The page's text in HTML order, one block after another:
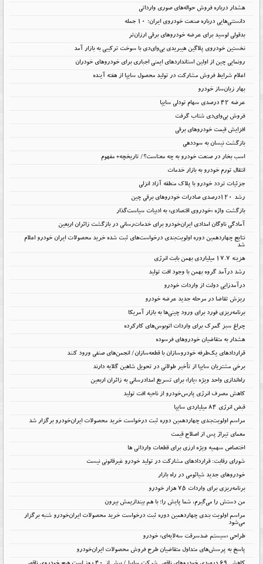
هشدار درباره فروش حواله‌های صوری وارداتی
دانستنی‌هایی درباره صنعت خودروی ایران؛ ۱۰ جمله
بدقولی لوسید برای عرضه خودروهای برقی ارزان‌تر
نخستین خودروی پلاگین هیبریدی بی‌وای‌دی با سوخت ترکیبی به بازار آمد
رونمایی چین از اولین استانداردهای ایمنی اجباری برای خودروهای خودران
اعلام شرایط فروش مشارکت در تولید محصول سایپا از هفته آینده
بهار زیان‌ساز خودرو
عرضه ۴۲ درصدی سهام تودلی سایپا
فروش بی‌وای‌دی شتاب گرفت
افزایش قیمت خودروهای برقی
بازگشت نیسان به سوددهی
اسب بخار در صنعت خودرو به چه معناست؟/ تاریخچه+ مفهوم
انتقال تورم خودرو به بازار خدمات
جزئیات تردد خودرو با پلاک منطقه آزاد انزلی
رشد ۱۲۰درصدی صادرات خودروهای برقی چین
بازگشت واژه «خودروی اقتصادی» به ادبیات سیاست‌گذار
آمادگی ناوگان امدادی ایران‌خودرو برای خدمات‌رسانی در بازگشت زائران اربعین
نتایج چهاردهمین دوره اولویت‌بندی درخواست‌های ثبت شده خرید محصولات ایران خودرو اعلام
شد
هزینه ۱۷.۷ میلیاردی بهمن بابت انرژی
رشد درآمد گروه بهمن با وجود افت تولید
درآمدزایی دولت از واردات خودرو
ریزش تقاضا در مرحله جدید عرضه خودرو
برنامه‌ریزی فورد برای ورود چینی‌ها به بازار آمریکا
چراغ سبز گمرک برای واردات اتوبوس‌های کارکرده
هشدار به متقاضیان خودروهای فرسوده
قراردادهای یک‌طرفه خودروسازان با قطعه‌سازان/ انجمن‌های صنفی ورود کنند
برخی مشتریان سایپا از تأخیر طولانی در تحویل شاهین گلایه دارند
راه‌اندازی واحد ویژه «یارا» برای تسریع امدادرسانی به زائران اربعین
کاهش مصرف انرژی پارس‌خودرو از ناحیه افت تولید
قبض انرژی ۸۴ میلیاردی سایپا
مراسم اولویت‌بندی چهاردهمین دوره ثبت درخواست خرید محصولات ایران‌خودرو برگزار شد
معمای تیراژ پس از اصلاح قیمت
اختصاص سهمیه ویژه ارزی برای قطعات وارداتی ها
شورای رقابت: قراردادهای مشارکت در تولید خودرو غیرقانونی نیست
خودروهای جدید شیائومی در راه بازار
برنامه‌ریزی برای واردات ۷۵ هزار خودرو
من دستش را می‌گیرم، شما پایش را؛ با هم بیندازیمش بیرون
مراسم اولویت بندی چهاردهمین دوره ثبت درخواست خرید محصولات ایران‌خودرو شنبه برگزار
می‌شود
طراحی «سیستم ضدسرقت سه‌لایه‌ای» خودرو
پاسخ به پرسش‌های متداول متقاضیان طرح فروش محصولات ایران‌خودرو